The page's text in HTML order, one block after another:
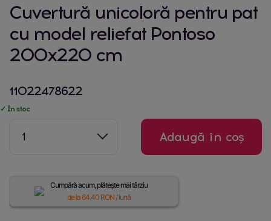
Cuvertură unicoloră pentru pat
cu model reliefat Pontoso
200x220 cm
11022478622
✓ În stoc
1 Adaugă în coș
Cumpără acum, plătește mai târziu
de la 64.40RON / lună